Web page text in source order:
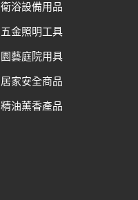
衛浴設備用品
五金照明工具
園藝庭院用具
居家安全商品
精油薰香產品